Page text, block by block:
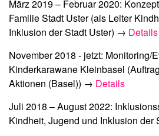
März 2019 – Februar 2020:
Familie Stadt Uster(als Leiter
Inklusion der Stadt Uster) → Details
November 2018 - jetzt: Monitoring/
Kinderkarawane Kleinbasel
Aktionen (Basel)) → Details
Juli 2018 – August 2022:
Kindheit, Jugend und Inklusion